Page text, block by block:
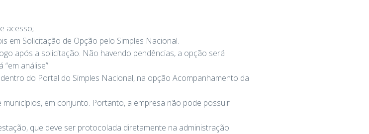
acesso;
em Solicitação de Opção pelo Simples Nacional.
após a solicitação. Não havendo pendências, a opção será
análise”.
do Portal do Simples Nacional, na opção Acompanhamento da
em conjunto. Portanto, a empresa não pode possuir
que deve ser protocolada diretamente na administração